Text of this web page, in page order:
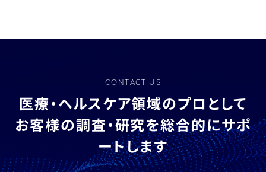
CONTACT US
医療・ヘルスケア領域のプロとして
お客様の調査・研究を総合的にサポ
ートします